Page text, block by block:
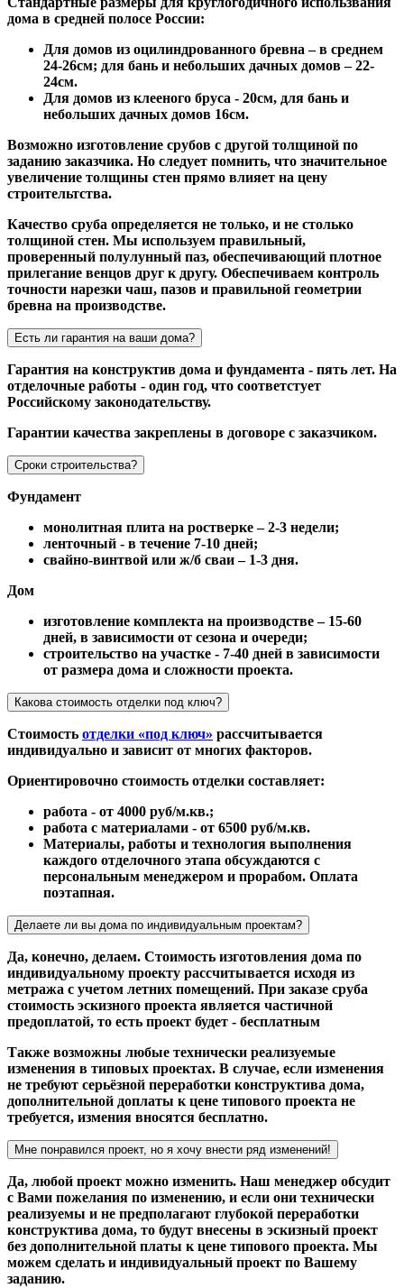
дома в средней полосе России:
Для домов из оцилиндрованного бревна – в среднем
24-26см; для бань и небольших дачных домов – 22-
24см.
Для домов из клееного бруса - 20см, для бань и
небольших дачных домов 16см.
Возможно изготовление срубов с другой толщиной по
заданию заказчика. Но следует помнить, что значительное
увеличение толщины стен прямо влияет на цену
строительтства.
Качество сруба определяется не только, и не столько
толщиной стен. Мы используем правильный,
проверенный полулунный паз, обеспечивающий плотное
прилегание венцов друг к другу. Обеспечиваем контроль
точности нарезки чаш, пазов и правильной геометрии
бревна на производстве.
Есть ли гарантия на ваши дома?
Гарантия на конструктив дома и фундамента - пять лет. На
отделочные работы - один год, что соответстует
Российскому законодательству.
Гарантии качества закреплены в договоре с заказчиком.
Сроки строительства?
Фундамент
монолитная плита на ростверке – 2-3 недели;
ленточный - в течение 7-10 дней;
свайно-винтвой или ж/б сваи – 1-3 дня.
Дом
изготовление комплекта на производстве – 15-60
дней, в зависимости от сезона и очереди;
строительство на участке - 7-40 дней в зависимости
от размера дома и сложности проекта.
Какова стоимость отделки под ключ?
Стоимость отделки «под ключ» рассчитывается
индивидуально и зависит от многих факторов.
Ориентировочно стоимость отделки составляет:
работа - от 4000 руб/м.кв.;
работа с материалами - от 6500 руб/м.кв.
Материалы, работы и технология выполнения
каждого отделочного этапа обсуждаются с
персональным менеджером и прорабом. Оплата
поэтапная.
Делаете ли вы дома по индивидуальным проектам?
Да, конечно, делаем. Стоимость изготовления дома по
индивидуальному проекту рассчитывается исходя из
метража с учетом летних помещений. При заказе сруба
стоимость эскизного проекта является частичной
предоплатой, то есть проект будет - бесплатным
Также возможны любые технически реализуемые
изменения в типовых проектах. В случае, если изменения
не требуют серьёзной переработки конструктива дома,
дополнительной доплаты к цене типового проекта не
требуется, измения вносятся бесплатно.
Мне понравился проект, но я хочу внести ряд изменений!
Да, любой проект можно изменить. Наш менеджер обсудит
с Вами пожелания по изменению, и если они технически
реализуемы и не предполагают глубокой переработки
конструктива дома, то будут внесены в эскизный проект
без дополнительной платы к цене типового проекта. Мы
можем сделать и индивидуальный проект по Вашему
заданию.